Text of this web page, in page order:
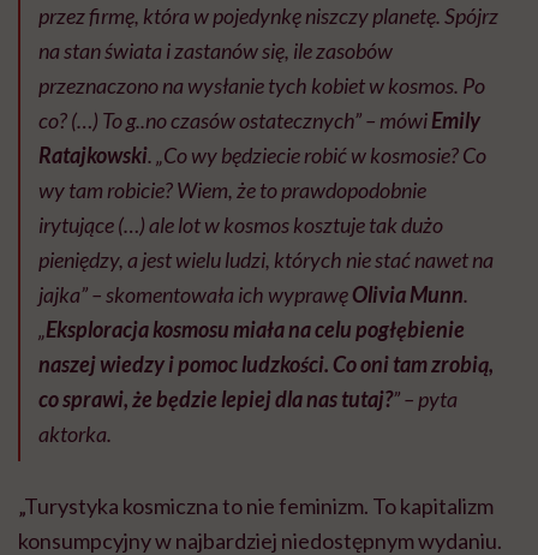
przez firmę, która w pojedynkę niszczy planetę. Spójrz
na stan świata i zastanów się, ile zasobów
przeznaczono na wysłanie tych kobiet w kosmos. Po
co? (…) To g..no czasów ostatecznych” – mówiEmily
Ratajkowski. „Co wy będziecie robić w kosmosie? Co
wy tam robicie? Wiem, że to prawdopodobnie
irytujące (…) ale lot w kosmos kosztuje tak dużo
pieniędzy, a jest wielu ludzi, których nie stać nawet na
jajka” – skomentowała ich wyprawęOlivia Munn.
„Eksploracja kosmosu miała na celu pogłębienie
naszej wiedzy i pomoc ludzkości. Co oni tam zrobią,
co sprawi, że będzie lepiej dla nas tutaj?” – pyta
aktorka.
„Turystyka kosmiczna to nie feminizm. To kapitalizm
konsumpcyjny w najbardziej niedostępnym wydaniu.